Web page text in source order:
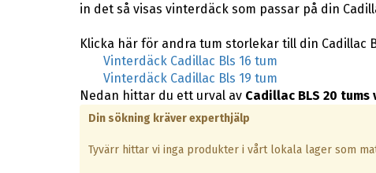
in det så visas vinterdäck som passar på din
Klicka här för andra tum storlekar till din Cadillac
Vinterdäck Cadillac Bls 16 tum
Vinterdäck Cadillac Bls 19 tum
Nedan hittar du ett urval av Cadillac BLS 20
Din sökning kräver experthjälp
Tyvärr hittar vi inga produkter i vårt lokala lager som